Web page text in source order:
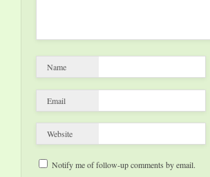
Name
Email
Website
Notify me of follow-up comments by email.